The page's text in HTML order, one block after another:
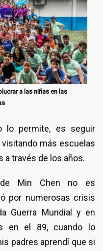
a las niñas en las
lo permite, es seguir
más escuelas
a través de los años.
de Min Chen no es
por numerosas crisis
Guerra Mundial y en
en el 89, cuando lo
padres aprendí que si